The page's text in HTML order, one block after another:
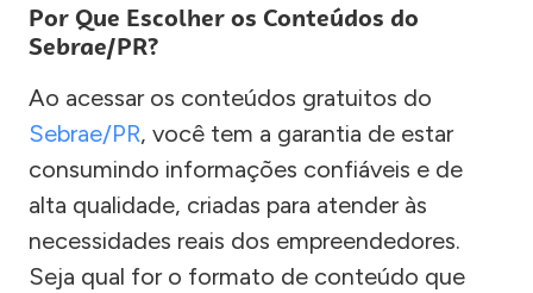
Por Que Escolher os Conteúdos do
Sebrae/PR?
Ao acessar os conteúdos gratuitos do
Sebrae/PR, você tem a garantia de estar
consumindo informações confiáveis e de
alta qualidade, criadas para atender às
necessidades reais dos empreendedores.
Seja qual for o formato de conteúdo que